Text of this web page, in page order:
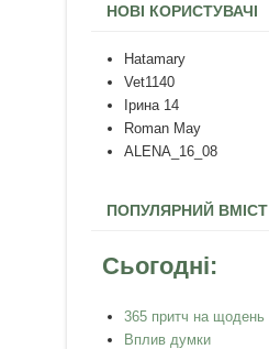
НОВІ КОРИСТУВАЧІ
Hatamary
Vet1140
Ірина 14
Roman May
ALENA_16_08
ПОПУЛЯРНИЙ ВМІСТ
Сьогодні:
365 притч на щодень
Вплив думки